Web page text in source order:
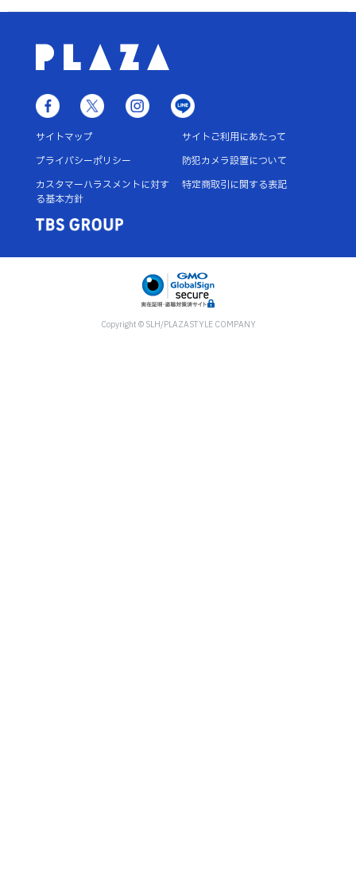
サイトマップ
サイトご利用にあたって
プライバシーポリシー
防犯カメラ設置について
カスタマーハラスメントに対す
る基本方針
特定商取引に関する表記
Copyright © SLH/PLAZASTYLE COMPANY